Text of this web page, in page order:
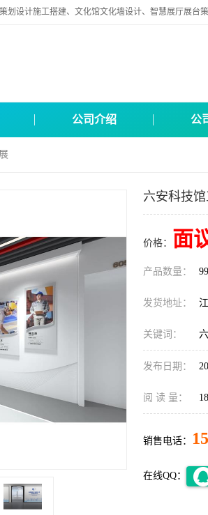
公司介绍 公
六安科技
价格： 面
产品数量：
发货地址：
关键词：
发布日期：
阅 读 量：
销售电话：
在线QQ：